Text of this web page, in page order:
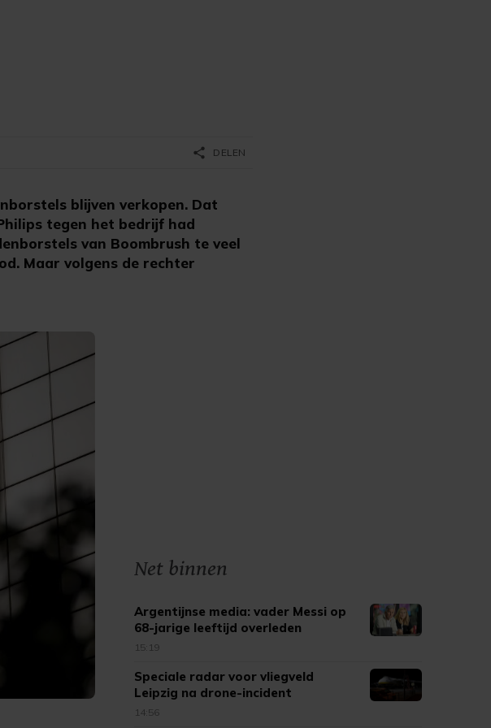
blijven verkopen. Dat
tegen het bedrijf had
van Boombrush te veel
Maar volgens de rechter
share DELEN
Net binnen
Argentijnse media: vader Messi op
68-jarige leeftijd overleden
15:19
Speciale radar voor vliegveld
Leipzig na drone-incident
14:56